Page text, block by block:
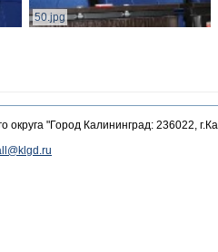
50.jpg
округа "Город Калининград: 236022,